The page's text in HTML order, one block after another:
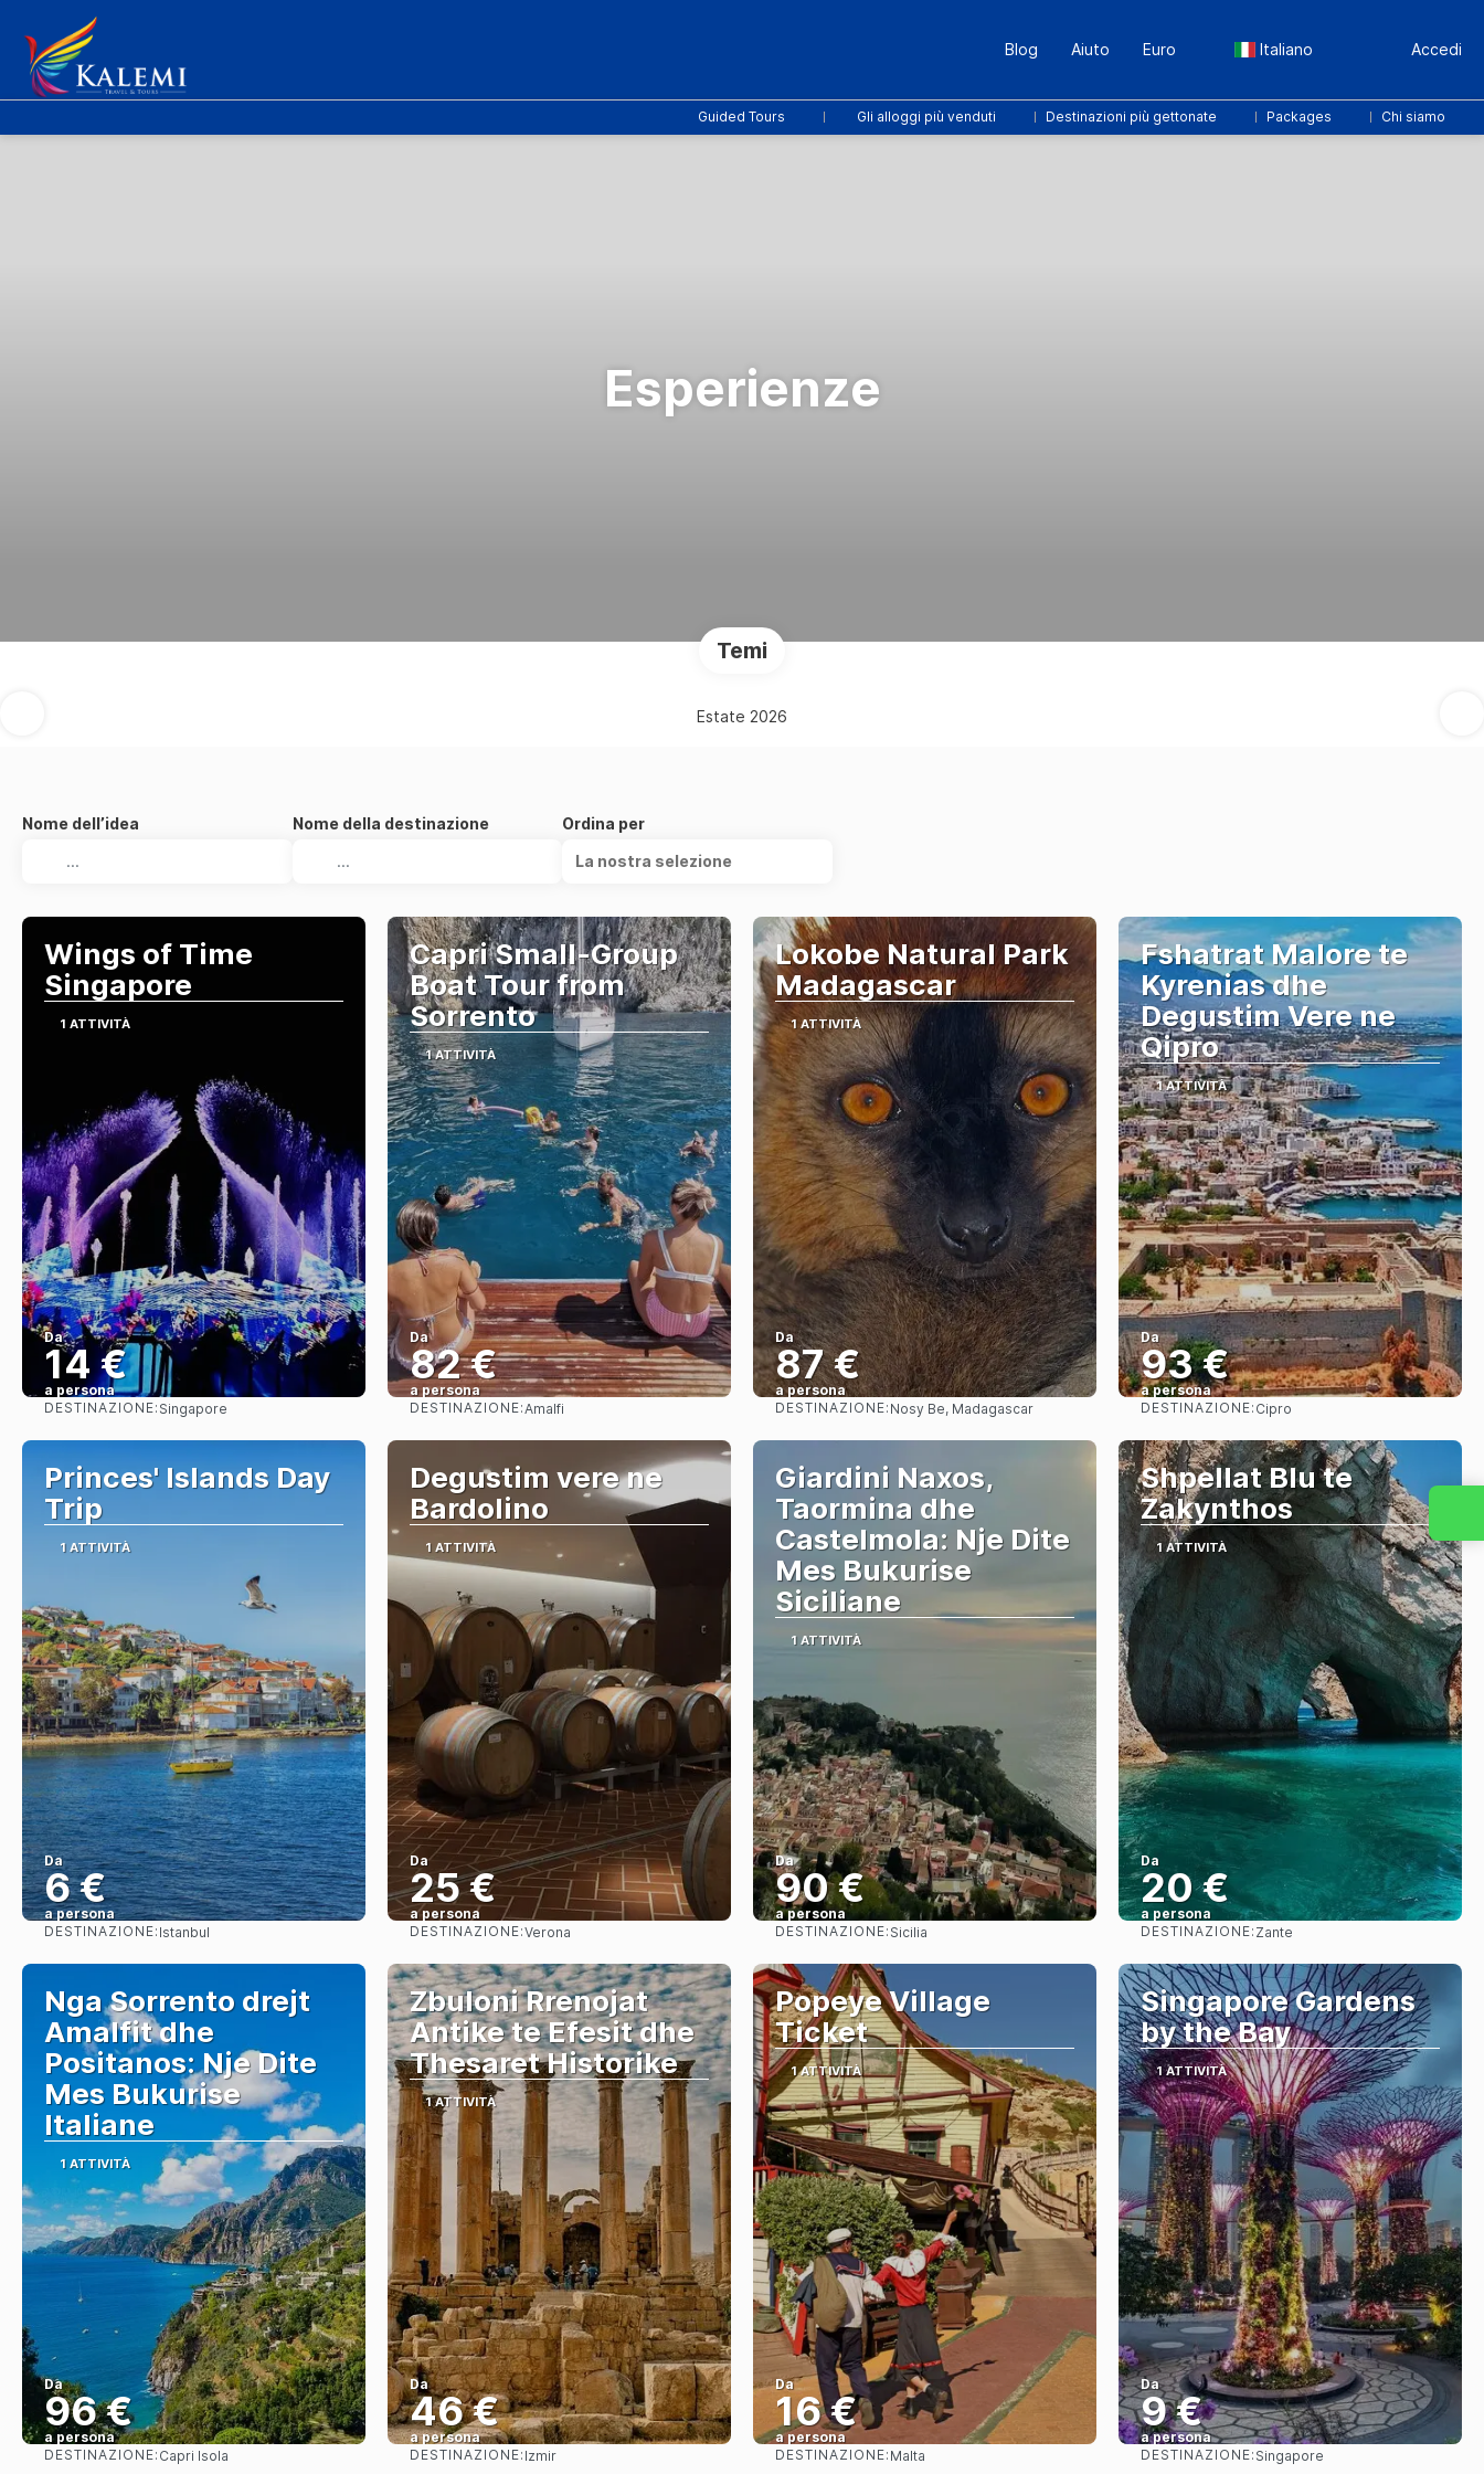
Blog Aiuto Euro Italiano Accedi
Guided Tours Gli alloggi più venduti Destinazioni più gettonate Packages Chi siamo
Esperienze
Temi
Estate 2026
Nome dell’idea Nome della destinazione
Ordina per
La nostra selezione
Wings of Time
Singapore
1 ATTIVITÀ
Da
14 €
a persona
Vedere
DESTINAZIONE: Singapore
Capri Small-Group
Boat Tour from
Sorrento
1 ATTIVITÀ
Da
82 €
a persona
Vedere
DESTINAZIONE:Amalfi
Lokobe Natural Park
Madagascar
1 ATTIVITÀ
Da
87 €
a persona
Vedere
DESTINAZIONE: Nosy Be, Madagascar
Fshatrat Malore te
Kyrenias dhe
Degustim Vere ne
Qipro
1 ATTIVITÀ
Da
93 €
a persona
Vedere
DESTINAZIONE: Cipro
Princes' Islands Day
Trip
1 ATTIVITÀ
Da
6 €
a persona
Vedere
DESTINAZIONE: Istanbul
Degustim vere ne
Bardolino
1 ATTIVITÀ
Da
25 €
a persona
Vedere
DESTINAZIONE:Verona
Giardini Naxos,
Taormina dhe
Castelmola: Nje Dite
Mes Bukurise
Siciliane
1 ATTIVITÀ
Da
90 €
a persona
Vedere
DESTINAZIONE: Sicilia
Shpellat Blu te
Zakynthos
1 ATTIVITÀ
Da
20 €
a persona
Vedere
DESTINAZIONE: Zante
Nga Sorrento drejt
Amalfit dhe
Positanos: Nje Dite
Mes Bukurise
Italiane
1 ATTIVITÀ
Da
96 €
a persona
Vedere
DESTINAZIONE: Capri Isola
Zbuloni Rrenojat
Antike te Efesit dhe
Thesaret Historike
1 ATTIVITÀ
Da
46 €
a persona
Vedere
DESTINAZIONE: Izmir
Popeye Village
Ticket
1 ATTIVITÀ
Da
16 €
a persona
Vedere
DESTINAZIONE: Malta
Singapore Gardens
by the Bay
1 ATTIVITÀ
Da
9 €
a persona
Vedere
DESTINAZIONE: Singapore